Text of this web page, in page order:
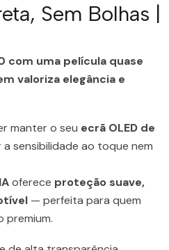
Sem Bolhas |
com uma película quase
valoriza elegância e
manter o seu ecrã OLED de
sensibilidade ao toque nem
oferece proteção suave,
— perfeita para quem
premium.